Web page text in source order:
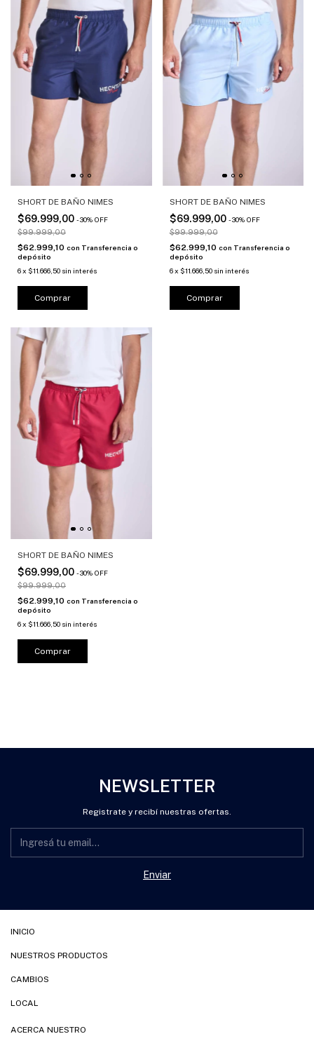
SHORT DE BAÑO NIMES
$69.999,00 -30% OFF
$99.999,00
$62.999,10 con Transferencia o
depósito
6x $11.666,50 sin interés
Comprar
SHORT DE BAÑO NIMES
$69.999,00 -30% OFF
$99.999,00
$62.999,10 con Transferencia o
depósito
6 x $11.666,50 sin interés
Comprar
SHORT DE BAÑO NIMES
$69.999,00 -30% OFF
$99.999,00
$62.999,10 con Transferencia o
depósito
6x $11.666,50 sin interés
Comprar
NEWSLETTER
Registrate y recibí nuestras ofertas.
INICIO
NUESTROS PRODUCTOS
CAMBIOS
LOCAL
ACERCA NUESTRO